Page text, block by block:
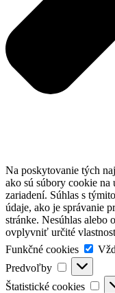
Na poskytovanie tých
ako sú súbory cookie
zariadení. Súhlas s
údaje, ako je správanie
stránke. Nesúhlas alebo
ovplyvniť určité
Funkčné cookies
Predvoľby
Predvoľby
Štatistické cookies